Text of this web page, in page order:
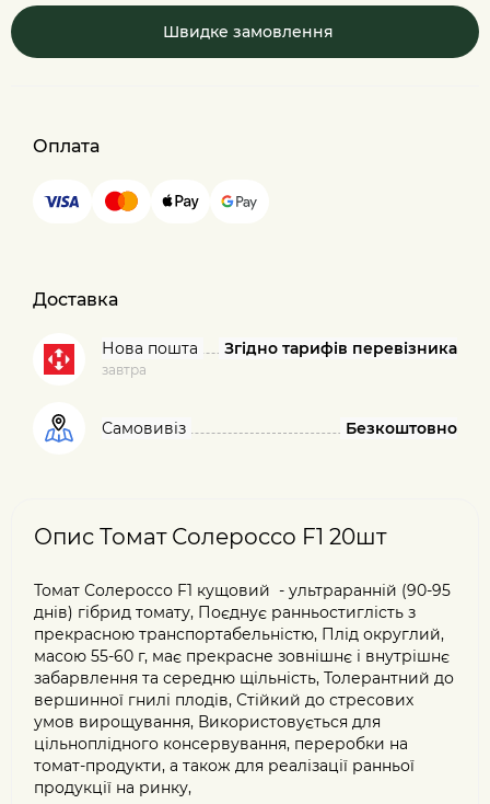
Швидке замовлення
Оплата
Доставка
Нова пошта
завтра
Згідно тарифів перевізника
Самовивіз Безкоштовно
Опис Томат Солероссо F1 20шт
Томат Солероссо F1 кущовий - ультраранній (90-95
днів) гібрид томату, Поєднує ранньостиглість з
прекрасною транспортабельністю, Плід округлий,
масою 55-60 г, має прекрасне зовнішнє і внутрішнє
забарвлення та середню щільність, Толерантний до
вершинної гнилі плодів, Стійкий до стресових
умов вирощування, Використовується для
цільноплідного консервування, переробки на
томат-продукти, а також для реалізації ранньої
продукції на ринку,